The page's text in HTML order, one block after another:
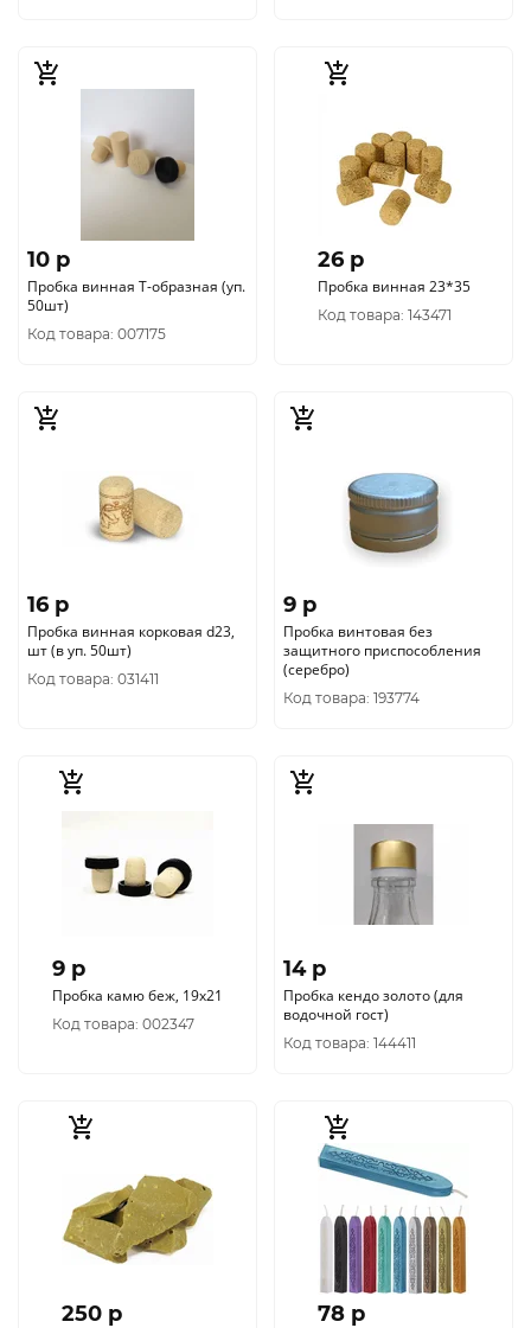
10 p
Пробка винная Т-образная (уп.
50шт)
Код товара: 007175
26 p
Пробка винная 23*35
Код товара: 143471
16 p
Пробка винная корковая d23,
шт (в уп. 50шт)
Код товара: 031411
9 p
Пробка винтовая без
защитного приспособления
(серебро)
Код товара: 193774
9 p
Пробка камю беж, 19x21
Код товара: 002347
14 p
Пробка кендо золото (для
водочной гост)
Код товара: 144411
250 p 78 p